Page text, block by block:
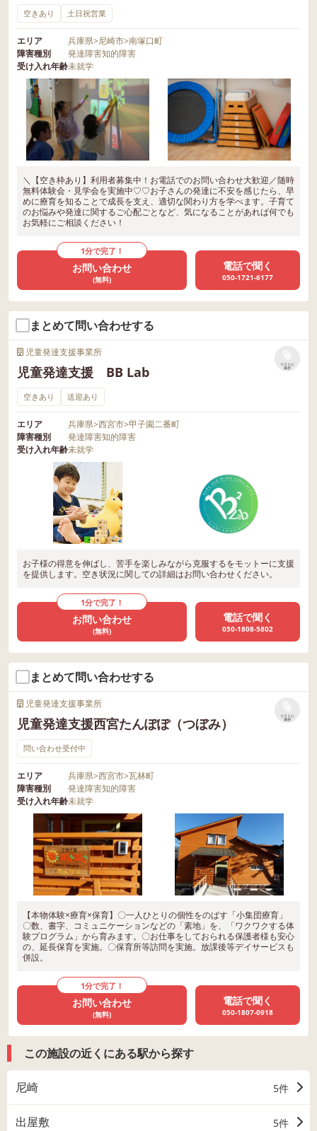
空きあり 土日祝営業
エリア 兵庫県>尼崎市>南塚口町
障害種別
発達障害知的障害
受け入れ年齢未就学
＼【空き枠あり】利用者募集中！お電話でのお問い合わせ大歓迎／随時
無料体験会・見学会を実施中♡♡お子さんの発達に不安を感じたら、早
めに療育を知ることで成長を支え、適切な関わり方を学べます。子育て
のお悩みや発達に関するご心配ごとなど、気になることがあれば何でも
お気軽にご相談ください！
1分で完了！
お問い合わせ
(無料)
電話で聞く
050-1721-6177
まとめて問い合わせする
児童発達支援事業所
児童発達支援 BB Lab
リストに
保存
空きあり 送迎あり
エリア 兵庫県>西宮市>甲子園二番町
障害種別
発達障害知的障害
受け入れ年齢未就学
お子様の得意を伸ばし、苦手を楽しみながら克服するをモットーに支援
を提供します。空き状況に関しての詳細はお問い合わせください。
1分で完了！
お問い合わせ
(無料)
電話で聞く
050-1808-5802
まとめて問い合わせする
児童発達支援事業所
児童発達支援西宮たんぽぽ（つぼみ）
リストに
保存
問い合わせ受付中
エリア 兵庫県>西宮市>瓦林町
障害種別
発達障害知的障害
受け入れ年齢未就学
【本物体験×療育×保育】〇一人ひとりの個性をのばす「小集団療育」
〇数、書字、コミュニケーションなどの「素地」を、「ワクワクする体
験プログラム」から育みます。〇お仕事をしておられる保護者様も安心
の、延長保育を実施。〇保育所等訪問を実施。放課後等デイサービスも
併設。
1分で完了！
お問い合わせ
(無料)
電話で聞く
050-1807-0918
この施設の近くにある駅から探す
尼崎 5件
出屋敷 5件